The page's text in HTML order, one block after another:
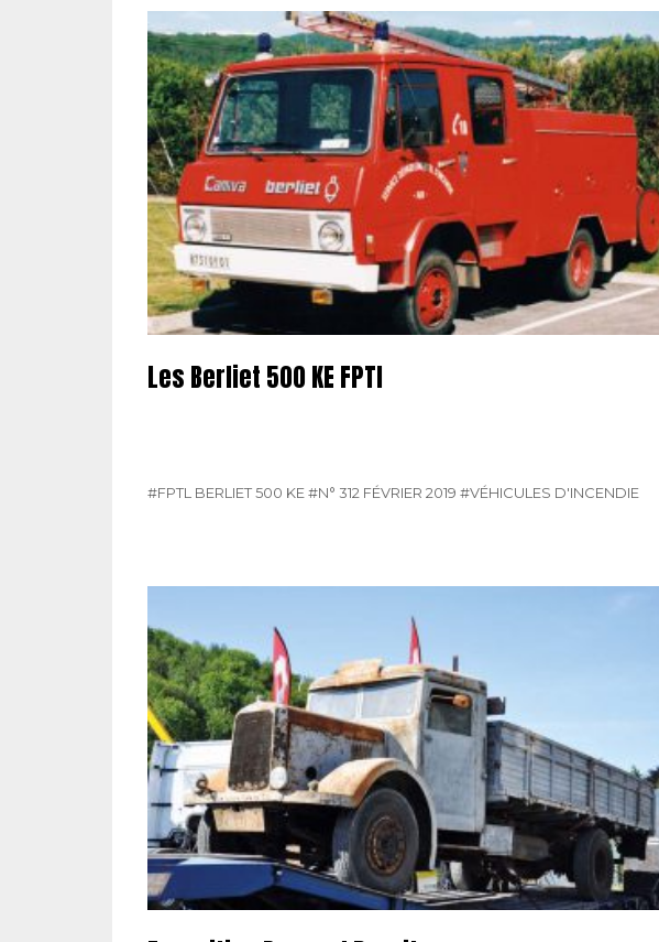
Les Berliet 500 KE FPTl
#FPTL BERLIET 500 KE#N° 312 FÉVRIER 2019 #VÉHICULES D'INCENDIE